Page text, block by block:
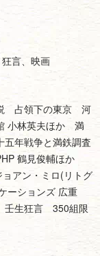
言、映画
占領下の東京 河
小林英夫ほか 満
年戦争と満鉄調査
鶴見俊輔ほか
アン・ミロ(リトグ
ーションズ 広重
壬生狂言 350組限